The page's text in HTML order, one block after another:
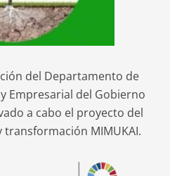
del Departamento de
Empresarial del Gobierno
a cabo el proyecto del
MIMUKAI.